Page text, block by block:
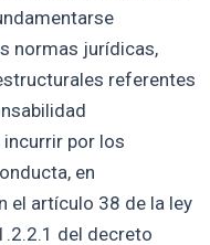
normas jurídicas,
referentes
por los
en
el artículo 38 de la ley
del decreto